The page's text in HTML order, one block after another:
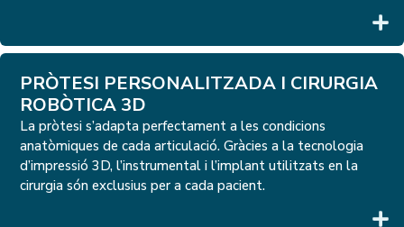
PRÒTESI PERSONALITZADA I CIRURGIA
ROBÒTICA 3D
La pròtesi s’adapta perfectament a les condicions
anatòmiques de cada articulació. Gràcies a la tecnologia
d’impressió 3D, l’instrumental i l’implant utilitzats en la
cirurgia són exclusius per a cada pacient.